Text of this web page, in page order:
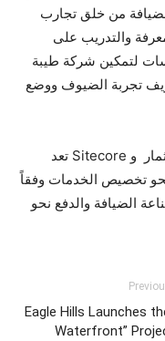
من خلق تجارب
والتدريب على
لتمكين شركة طيبة
تجربة الضيوف ووضع
يذكر أنَّ الشراكة الجديدة بين طيبة للاستثمار و Sitecore تعد
تخصيص الخدمات وفقاً
الضيافة والدفع نحو
Eagle Hills Launches
Waterfront”